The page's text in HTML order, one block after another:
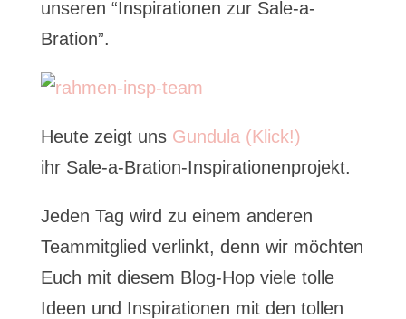
unseren “Inspirationen zur Sale-a-
Bration”.
Heute zeigt uns Gundula (Klick!)
ihr Sale-a-Bration-Inspirationenprojekt.
Jeden Tag wird zu einem anderen
Teammitglied verlinkt, denn wir möchten
Euch mit diesem Blog-Hop viele tolle
Ideen und Inspirationen mit den tollen